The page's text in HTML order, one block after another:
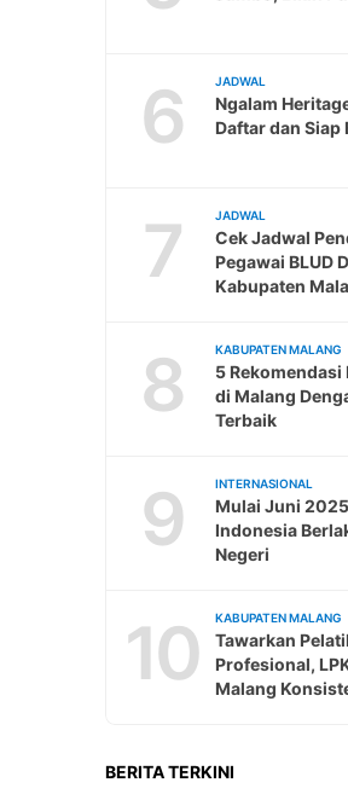
6 JADWAL
Ngalam
Daftar dan Siap
7 JADWAL
Cek Jadwal
Pegawai BLUD
Kabupaten
8 KABUPATEN MALANG
5 Rekomendasi
di Malang
Terbaik
9 INTERNASIONAL
Mulai Juni
Indonesia
Negeri
10 KABUPATEN MALANG
Tawarkan
Profesional,
Malang
BERITA TERKINI